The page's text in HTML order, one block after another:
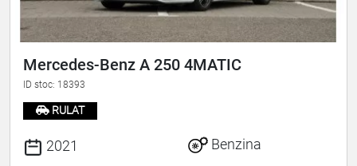
Mercedes-Benz A 250 4MATIC
ID stoc: 18393
RULAT
2021
Benzina